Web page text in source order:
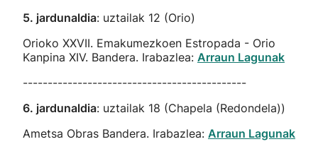
5. jardunaldia: uztailak 12 (Orio)
Orioko XXVII. Emakumezkoen Estropada - Orio
Kanpina XIV. Bandera. Irabazlea: Arraun Lagunak
---------------------------------------------
6. jardunaldia: uztailak 18 (Chapela (Redondela))
Ametsa Obras Bandera. Irabazlea: Arraun Lagunak